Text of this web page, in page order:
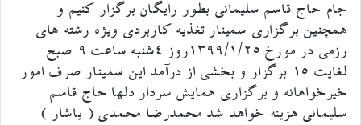
جام حاج قاسم سلیمانی بطور رایگان برگزار کنیم و
همچنین برگزاری سمینار تغذیه کاربردی ویژه رشته های
رزمی در مورخ ۱۳۹۹/۱/۲۵روز ۴شنبه ساعت ۹ صبح
لغایت ۱۵ برگزار و بخشی از درآمد این سمینار صرف امور
خیرخواهانه و برگزاری همایش سردار دلها حاج قاسم
سلیمانی هزینه خواهد شد محمدرضا محمدی ( یاشار )